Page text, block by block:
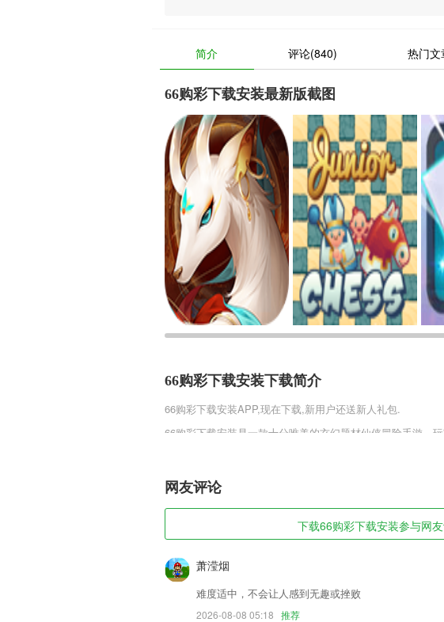
简介 评论(840) 热门文
66购彩下载安装最新版截图
66购彩下载安装下载简介
66购彩下载安装APP,现在下载,新用户还送新人礼包.
66购彩下载安装是一款十分唯美的玄幻题材仙侠冒险手游。
更多的奖励使你轻松的升级变强，更快的感受到游戏的独特
66购彩下载安装软件特色
2,您可以快速的预览自己的来单闪光模式，这样就能得到更
3,玩家不仅能享受到游戏的乐趣，还能学习各种成语，增加成
4,快速建立群组、讨论组，支持文字、语音、图片等多种消息
5,雅思界超强大牛，每周课表，按需选课预约上课，线上课堂
网友评论
下载66购彩下载安装参与网
萧滢烟
难度适中，不会让人感到无趣或挫败
2026-08-08 05:18 推荐